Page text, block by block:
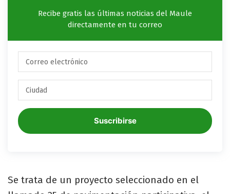
Recibe gratis las últimas noticias del Maule
directamente en tu correo
Suscribirse
Se trata de un proyecto seleccionado en el